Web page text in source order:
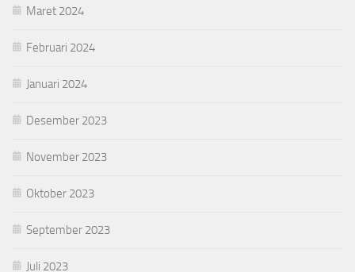
Maret 2024
Februari 2024
Januari 2024
Desember 2023
November 2023
Oktober 2023
September 2023
Juli 2023